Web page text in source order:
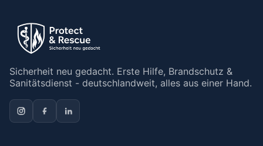
Sicherheit neu gedacht. Erste Hilfe, Brandschutz &
Sanitätsdienst - deutschlandweit, alles aus einer Hand.